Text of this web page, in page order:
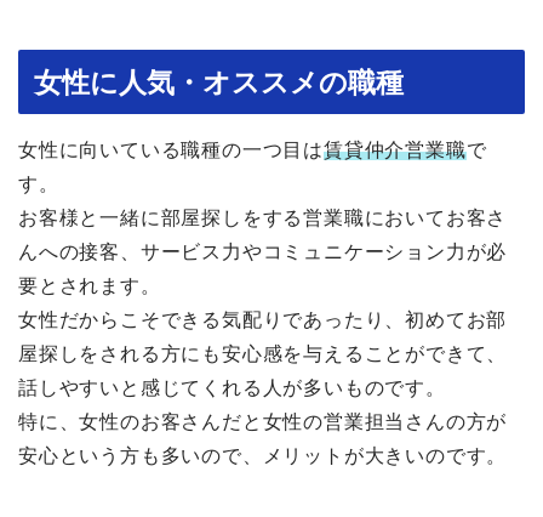
女性に人気・オススメの職種
女性に向いている職種の一つ目は賃貸仲介営業職で
す。
お客様と一緒に部屋探しをする営業職においてお客さ
んへの接客、サービス力やコミュニケーション力が必
要とされます。
女性だからこそできる気配りであったり、初めてお部
屋探しをされる方にも安心感を与えることができて、
話しやすいと感じてくれる人が多いものです。
特に、女性のお客さんだと女性の営業担当さんの方が
安心という方も多いので、メリットが大きいのです。